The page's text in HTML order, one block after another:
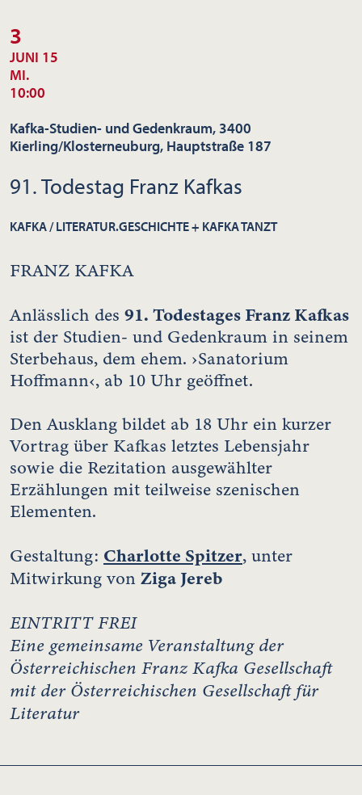
3
JUNI 15
MI.
10:00
Kafka-Studien- und Gedenkraum, 3400
Kierling/Klosterneuburg, Hauptstraße 187
91. Todestag Franz Kafkas
KAFKA / LITERATUR.GESCHICHTE + KAFKA TANZT
FRANZ KAFKA
Anlässlich des 91. Todestages Franz Kafkas
ist der Studien- und Gedenkraum in seinem
Sterbehaus, dem ehem. ›Sanatorium
Hoffmann‹, ab 10 Uhr geöffnet.
Den Ausklang bildet ab 18 Uhr ein kurzer
Vortrag über Kafkas letztes Lebensjahr
sowie die Rezitation ausgewählter
Erzählungen mit teilweise szenischen
Elementen.
Gestaltung: Charlotte Spitzer, unter
Mitwirkung von Ziga Jereb
EINTRITT FREI
Eine gemeinsame Veranstaltung der
Österreichischen Franz Kafka Gesellschaft
mit der Österreichischen Gesellschaft für
Literatur